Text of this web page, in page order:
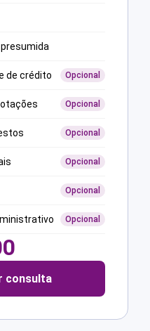
de crédito Opcional
Opcional
Opcional
Opcional
Opcional
Opcional
consulta